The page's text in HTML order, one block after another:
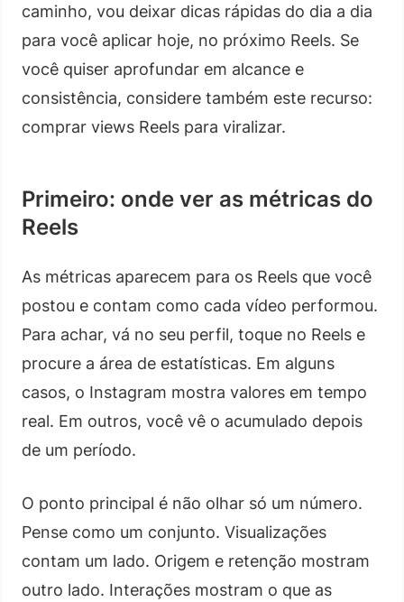
caminho, vou deixar dicas rápidas do dia a dia
para você aplicar hoje, no próximo Reels. Se
você quiser aprofundar em alcance e
consistência, considere também este recurso:
comprar views Reels para viralizar.
Primeiro: onde ver as métricas do
Reels
As métricas aparecem para os Reels que você
postou e contam como cada vídeo performou.
Para achar, vá no seu perfil, toque no Reels e
procure a área de estatísticas. Em alguns
casos, o Instagram mostra valores em tempo
real. Em outros, você vê o acumulado depois
de um período.
O ponto principal é não olhar só um número.
Pense como um conjunto. Visualizações
contam um lado. Origem e retenção mostram
outro lado. Interações mostram o que as